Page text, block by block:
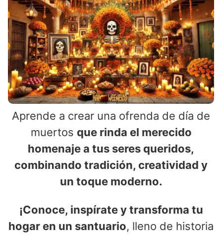
Aprende a crear una ofrenda de día de
muertos que rinda el merecido
homenaje a tus seres queridos,
combinando tradición, creatividad y
un toque moderno.
¡Conoce, inspírate y transforma tu
hogar en un santuario, lleno de historia